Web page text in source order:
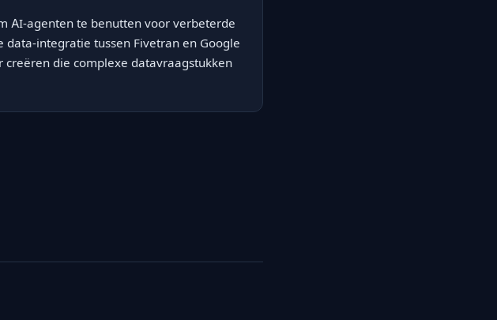
AI-agenten te benutten voor verbeterde
integratie tussen Fivetran en Google
die complexe datavraagstukken